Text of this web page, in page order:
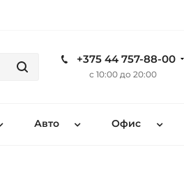
+375 44 757-88-00
с 10:00 до 20:00
Авто Офис